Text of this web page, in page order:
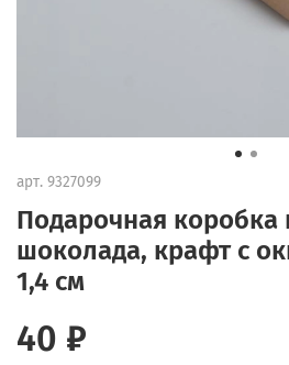
арт. 9327099
Подарочная коробка
шоколада, крафт с
1,4 см
40 ₽